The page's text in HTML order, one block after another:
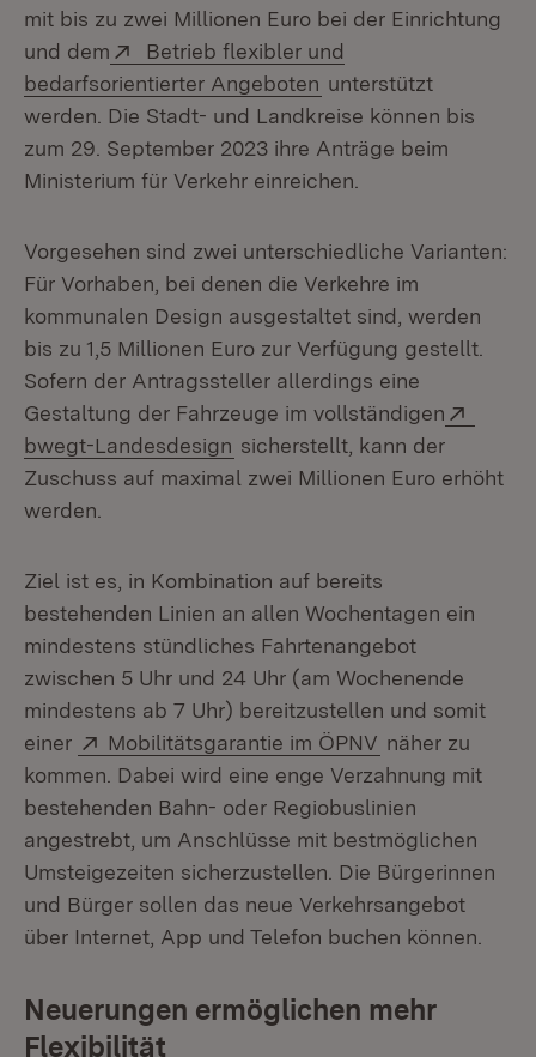
mit bis zu zwei Millionen Euro bei der Einrichtung
und dem
Extern:
Betrieb flexibler und
bedarfsorientierter Angeboten (Öffnet in neuem
unterstützt
werden. Die Stadt- und Landkreise können bis
zum 29. September 2023 ihre Anträge beim
Ministerium für Verkehr einreichen.
Vorgesehen sind zwei unterschiedliche Varianten:
Für Vorhaben, bei denen die Verkehre im
kommunalen Design ausgestaltet sind, werden
bis zu 1,5 Millionen Euro zur Verfügung gestellt.
Sofern der Antragssteller allerdings eine
Gestaltung der Fahrzeuge im vollständigen
bwegt-Landesdesign (Öffnet in neuem Fenster)
sicherstellt, kann der
Zuschuss auf maximal zwei Millionen Euro erhöht
werden.
Ziel ist es, in Kombination auf bereits
bestehenden Linien an allen Wochentagen ein
mindestens stündliches Fahrtenangebot
zwischen 5 Uhr und 24 Uhr (am Wochenende
mindestens ab 7 Uhr) bereitzustellen und somit
einer
Extern:
Mobilitätsgarantie im ÖPNV (Öffnet in
näher zu
kommen. Dabei wird eine enge Verzahnung mit
bestehenden Bahn- oder Regiobuslinien
angestrebt, um Anschlüsse mit bestmöglichen
Umsteigezeiten sicherzustellen. Die Bürgerinnen
und Bürger sollen das neue Verkehrsangebot
über Internet, App und Telefon buchen können.
Neuerungen ermöglichen mehr
Flexibilität